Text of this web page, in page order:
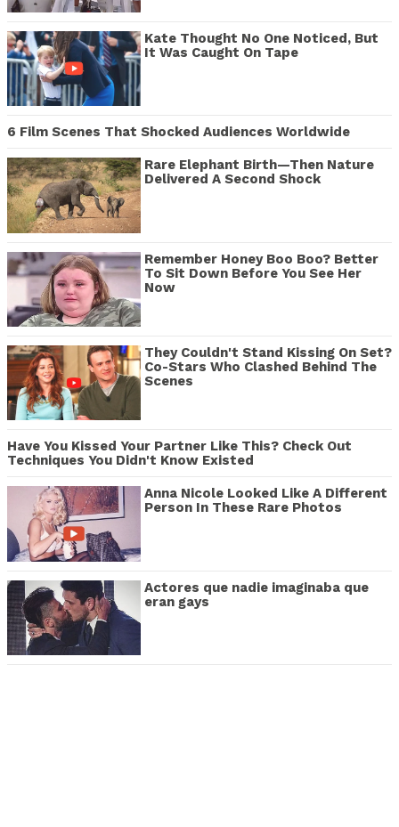
Kate Thought No One Noticed, But
It Was Caught On Tape
6 Film Scenes That Shocked Audiences Worldwide
Rare Elephant Birth—Then Nature
Delivered A Second Shock
Remember Honey Boo Boo? Better
To Sit Down Before You See Her
Now
They Couldn't Stand Kissing On Set?
Co-Stars Who Clashed Behind The
Scenes
Have You Kissed Your Partner Like This? Check Out
Techniques You Didn't Know Existed
Anna Nicole Looked Like A Different
Person In These Rare Photos
Actores que nadie imaginaba que
eran gays